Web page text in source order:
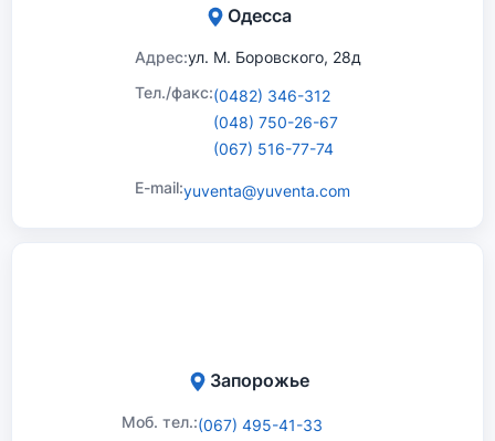
Одесса
Адрес:ул. М. Боровского, 28д
Тел./факс:(0482) 346-312
(048) 750-26-67
(067) 516-77-74
E-mail:yuventa@yuventa.com
Запорожье
Моб. тел.:(067) 495-41-33